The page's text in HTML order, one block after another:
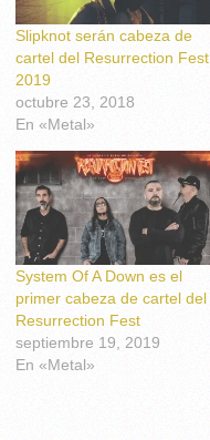
Slipknot serán cabeza de
cartel del Resurrection Fest
2019
octubre 23, 2018
En «Metal»
System Of A Down es el
primer cabeza de cartel del
Resurrection Fest
septiembre 19, 2019
En «Metal»